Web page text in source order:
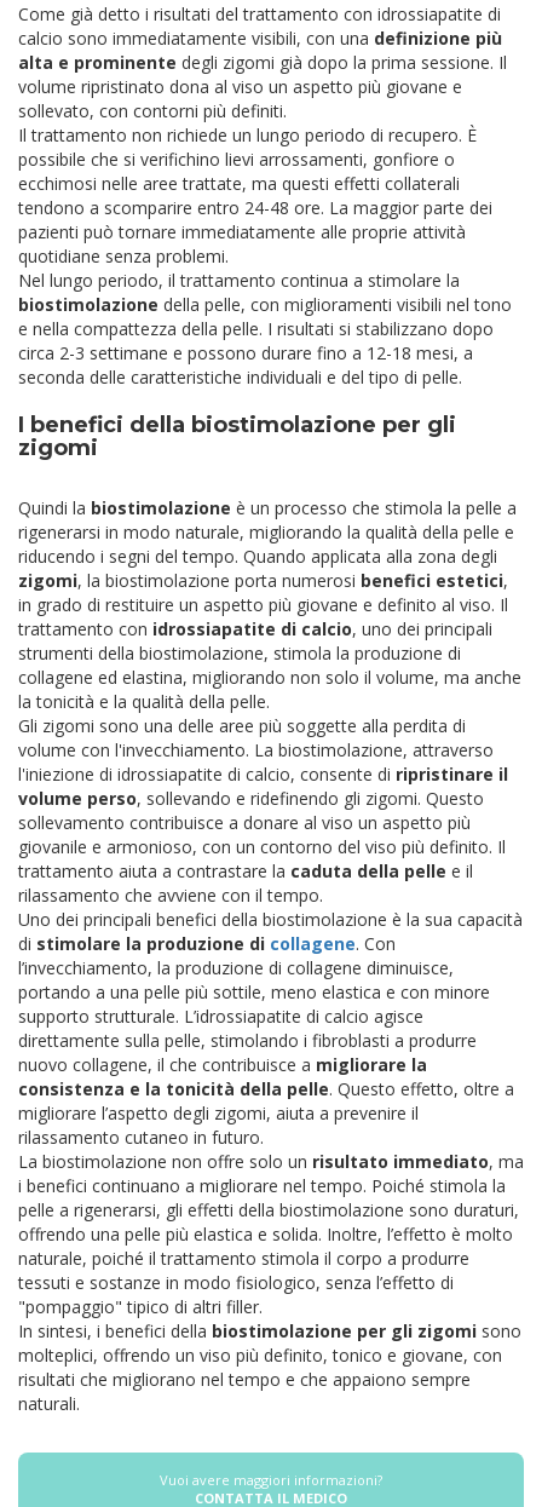
Come già detto i risultati del trattamento con idrossiapatite di
calcio sono immediatamente visibili, con una definizione più
alta e prominente degli zigomi già dopo la prima sessione. Il
volume ripristinato dona al viso un aspetto più giovane e
sollevato, con contorni più definiti.
Il trattamento non richiede un lungo periodo di recupero. È
possibile che si verifichino lievi arrossamenti, gonfiore o
ecchimosi nelle aree trattate, ma questi effetti collaterali
tendono a scomparire entro 24-48 ore. La maggior parte dei
pazienti può tornare immediatamente alle proprie attività
quotidiane senza problemi.
Nel lungo periodo, il trattamento continua a stimolare la
biostimolazione della pelle, con miglioramenti visibili nel tono
e nella compattezza della pelle. I risultati si stabilizzano dopo
circa 2-3 settimane e possono durare fino a 12-18 mesi, a
seconda delle caratteristiche individuali e del tipo di pelle.
I benefici della biostimolazione per gli
zigomi
Quindi la biostimolazione è un processo che stimola la pelle a
rigenerarsi in modo naturale, migliorando la qualità della pelle e
riducendo i segni del tempo. Quando applicata alla zona degli
zigomi, la biostimolazione porta numerosi benefici estetici,
in grado di restituire un aspetto più giovane e definito al viso. Il
trattamento con idrossiapatite di calcio, uno dei principali
strumenti della biostimolazione, stimola la produzione di
collagene ed elastina, migliorando non solo il volume, ma anche
la tonicità e la qualità della pelle.
Gli zigomi sono una delle aree più soggette alla perdita di
volume con l'invecchiamento. La biostimolazione, attraverso
l'iniezione di idrossiapatite di calcio, consente di ripristinare il
volume perso, sollevando e ridefinendo gli zigomi. Questo
sollevamento contribuisce a donare al viso un aspetto più
giovanile e armonioso, con un contorno del viso più definito. Il
trattamento aiuta a contrastare la caduta della pelle e il
rilassamento che avviene con il tempo.
Uno dei principali benefici della biostimolazione è la sua capacità
di stimolare la produzione di collagene. Con
l’invecchiamento, la produzione di collagene diminuisce,
portando a una pelle più sottile, meno elastica e con minore
supporto strutturale. L’idrossiapatite di calcio agisce
direttamente sulla pelle, stimolando i fibroblasti a produrre
nuovo collagene, il che contribuisce a migliorare la
consistenza e la tonicità della pelle. Questo effetto, oltre a
migliorare l’aspetto degli zigomi, aiuta a prevenire il
rilassamento cutaneo in futuro.
La biostimolazione non offre solo un risultato immediato, ma
i benefici continuano a migliorare nel tempo. Poiché stimola la
pelle a rigenerarsi, gli effetti della biostimolazione sono duraturi,
offrendo una pelle più elastica e solida. Inoltre, l’effetto è molto
naturale, poiché il trattamento stimola il corpo a produrre
tessuti e sostanze in modo fisiologico, senza l’effetto di
"pompaggio" tipico di altri filler.
In sintesi, i benefici della biostimolazione per gli zigomi sono
molteplici, offrendo un viso più definito, tonico e giovane, con
risultati che migliorano nel tempo e che appaiono sempre
naturali.
Vuoi avere maggiori informazioni?
CONTATTA IL MEDICO